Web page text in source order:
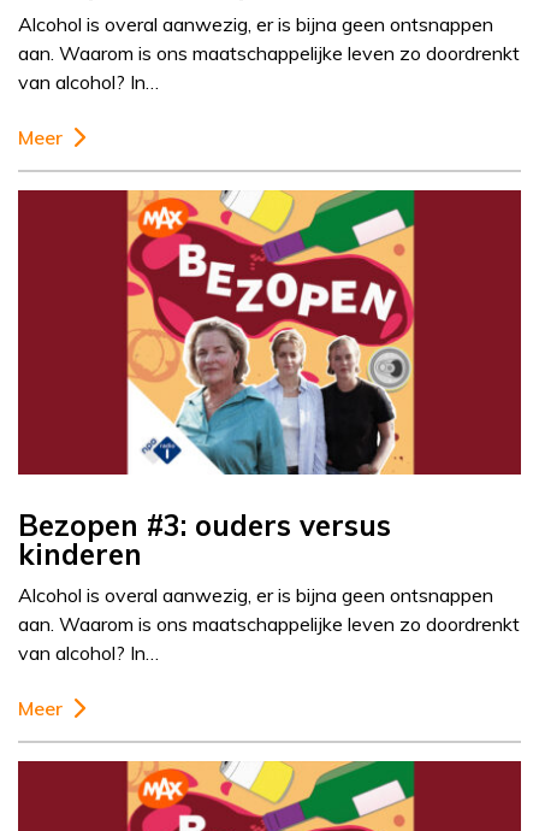
Alcohol is overal aanwezig, er is bijna geen ontsnappen
aan. Waarom is ons maatschappelijke leven zo doordrenkt
van alcohol? In…
Meer
Bezopen #3: ouders versus
kinderen
Alcohol is overal aanwezig, er is bijna geen ontsnappen
aan. Waarom is ons maatschappelijke leven zo doordrenkt
van alcohol? In…
Meer